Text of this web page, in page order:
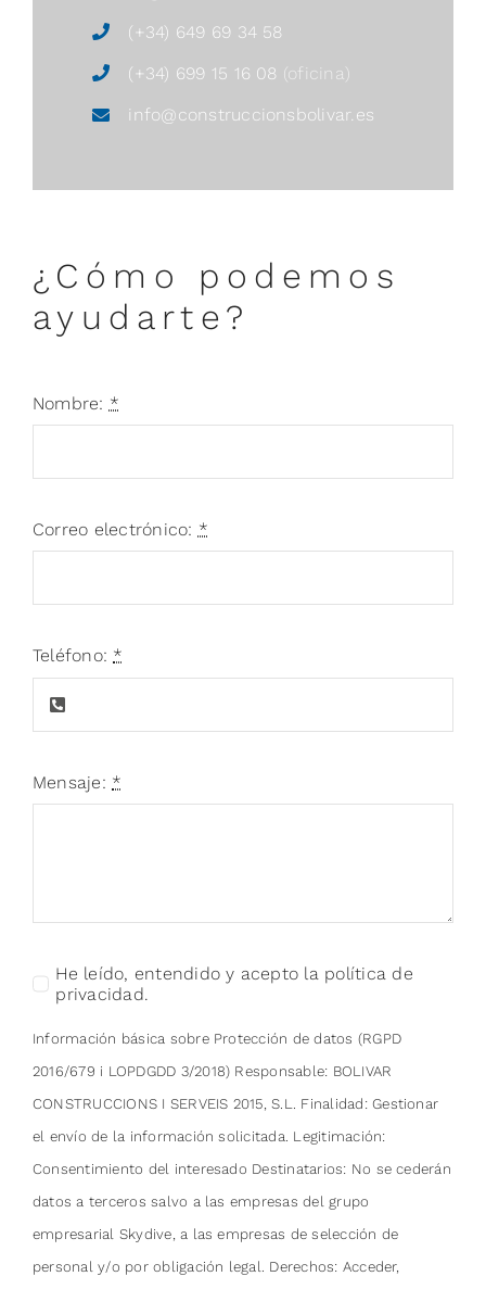
(+34) 649 69 34 58
(+34) 699 15 16 08 (oficina)
info@construccionsbolivar.es
¿Cómo podemos
ayudarte?
Nombre: *
Correo electrónico: *
Teléfono: *
Mensaje: *
He leído, entendido y acepto la política de
privacidad.
Información básica sobre Protección de datos (RGPD
2016/679 i LOPDGDD 3/2018) Responsable: BOLIVAR
CONSTRUCCIONS I SERVEIS 2015, S.L. Finalidad: Gestionar
el envío de la información solicitada. Legitimación:
Consentimiento del interesado Destinatarios: No se cederán
datos a terceros salvo a las empresas del grupo
empresarial Skydive, a las empresas de selección de
personal y/o por obligación legal. Derechos: Acceder,